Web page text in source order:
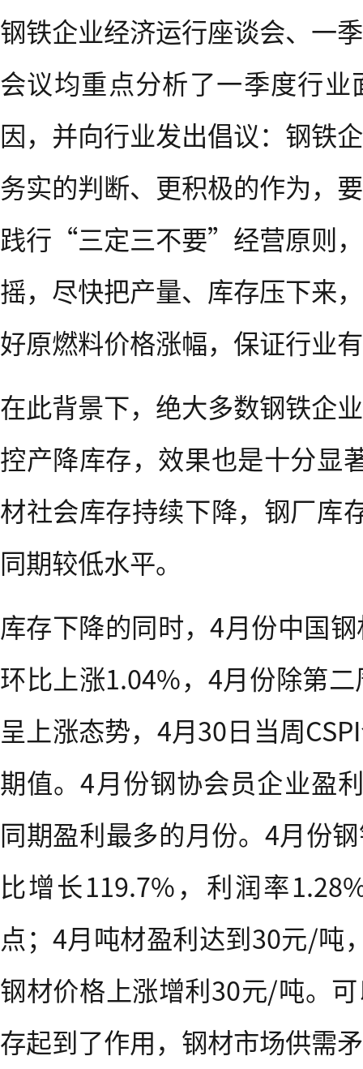
钢铁企业经济运行座谈会、一
会议均重点分析了一季度行
因，并向行业发出倡议：钢铁
务实的判断、更积极的作为，
践行“三定三不要”经营原则
摇，尽快把产量、库存压下来
好原燃料价格涨幅，保证行业
在此背景下，绝大多数钢铁企
控产降库存，效果也是十分显
材社会库存持续下降，钢厂库
同期较低水平。
库存下降的同时，4月份中国
环比上涨1.04%，4月份除第
呈上涨态势，4月30日当周
期值。4月份钢协会员企业盈
同期盈利最多的月份。4月份
比增长119.7%，利润率
点；4月吨材盈利达到30元/吨
钢材价格上涨增利30元/吨。
存起到了作用，钢材市场供需